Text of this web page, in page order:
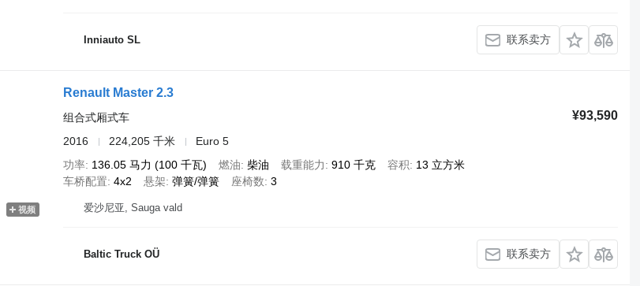
Inniauto SL 联系卖方
视频
Renault Master 2.3
¥93,590
组合式厢式车
2016
224,205 千米
Euro 5
功率 136.05 马力 (100 千瓦) 燃油 柴油 载重能力 910 千克 容积
13 立方米
车桥配置 4x2 悬架 弹簧/弹簧 座椅数 3
爱沙尼亚, Sauga vald
Baltic Truck OÜ 联系卖方